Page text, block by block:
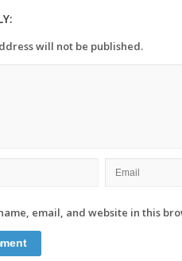
will not be published.
email, and website in this